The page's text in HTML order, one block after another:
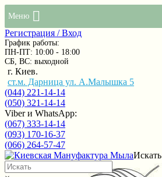
Меню
Регистрация / Вход
График работы:
ПН-ПТ: 10:00 - 18:00
СБ, ВС: выходной
г. Киев.
ст.м. Дарница ул. А.Малышка 5
(044) 221-14-14
(050) 321-14-14
Viber и WhatsApp:
(067) 333-14-14
(093) 170-16-37
(066) 264-57-47
Искать